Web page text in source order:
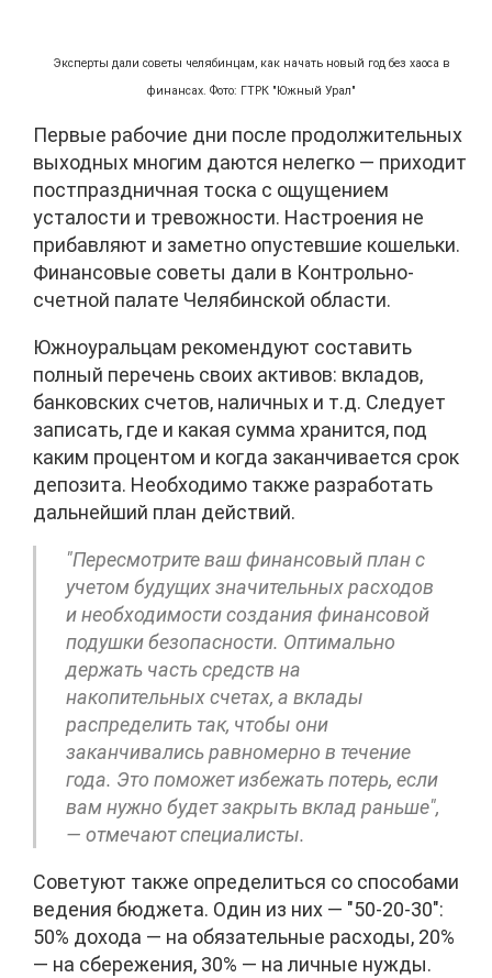
Эксперты дали советы челябинцам, как начать новый год без хаоса в
финансах. Фото: ГТРК "Южный Урал"
Первые рабочие дни после продолжительных
выходных многим даются нелегко — приходит
постпраздничная тоска с ощущением
усталости и тревожности. Настроения не
прибавляют и заметно опустевшие кошельки.
Финансовые советы дали в Контрольно-
счетной палате Челябинской области.
Южноуральцам рекомендуют составить
полный перечень своих активов: вкладов,
банковских счетов, наличных и т.д. Следует
записать, где и какая сумма хранится, под
каким процентом и когда заканчивается срок
депозита. Необходимо также разработать
дальнейший план действий.
"Пересмотрите ваш финансовый план с
учетом будущих значительных расходов
и необходимости создания финансовой
подушки безопасности. Оптимально
держать часть средств на
накопительных счетах, а вклады
распределить так, чтобы они
заканчивались равномерно в течение
года. Это поможет избежать потерь, если
вам нужно будет закрыть вклад раньше",
— отмечают специалисты.
Советуют также определиться со способами
ведения бюджета. Один из них — "50-20-30":
50% дохода — на обязательные расходы, 20%
— на сбережения, 30% — на личные нужды.